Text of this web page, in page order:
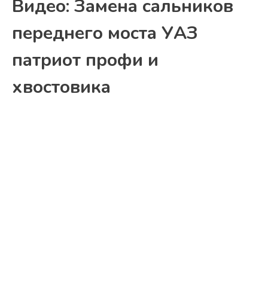
Видео: Замена сальников
переднего моста УАЗ
патриот профи и
хвостовика